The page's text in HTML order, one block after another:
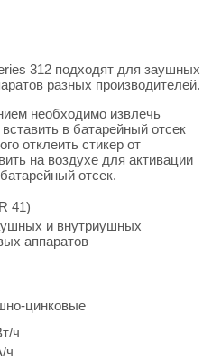
312 подходят для заушных
разных производителей.
необходимо извлечь
в батарейный отсек
отклеить стикер от
на воздухе для активации
отсек.
41)
и внутриушных
аппаратов
цинковые
ч
ч